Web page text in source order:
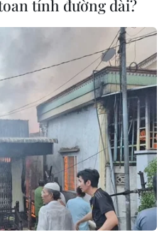
tính đường dài?